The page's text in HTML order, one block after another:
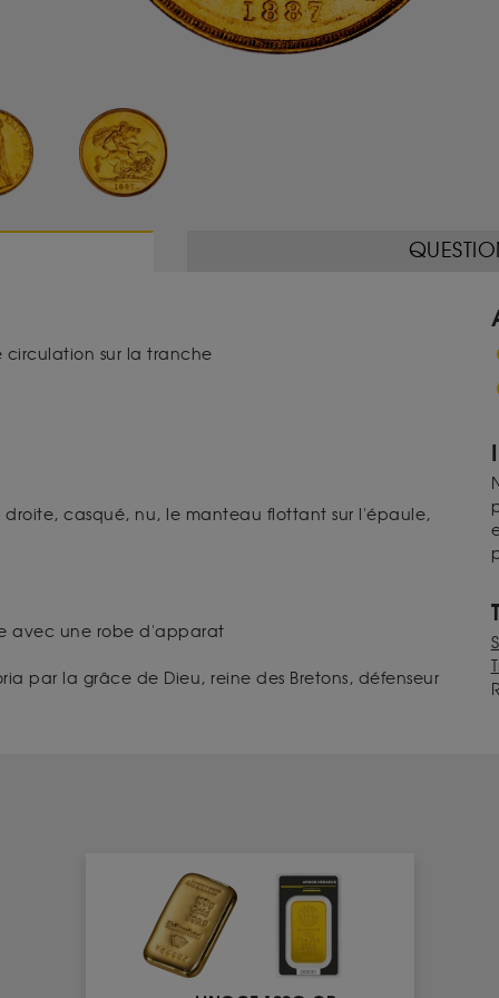
circulation sur la tranche
casqué, nu, le manteau flottant sur l'épaule,
avec une robe d'apparat
par la grâce de Dieu, reine des Bretons, défenseur